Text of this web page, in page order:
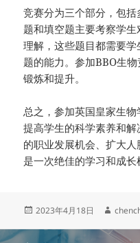
竞赛分为三个部分，包
题和填空题主要考察学
理解，这些题目都需要
题的能力。参加BBO生
锻炼和提升。
总之，参加英国皇家生
提高学生的科学素养和
的职业发展机会、扩大人
是一次绝佳的学习和成长
发
2023年4月18日
作
文